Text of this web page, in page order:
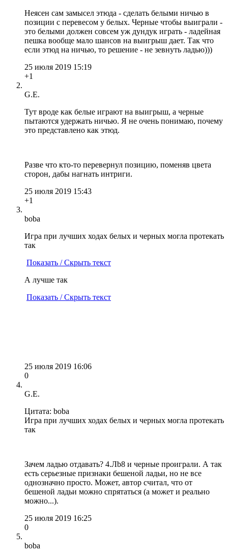
Неясен сам замысел этюда - сделать белыми ничью в
позиции с перевесом у белых. Черные чтобы выиграли -
это белыми должен совсем уж дундук играть - ладейная
пешка вообще мало шансов на выигрыш дает. Так что
если этюд на ничью, то решение - не зевнуть ладью)))
25 июля 2019 15:19
+1
G.E.
Тут вроде как белые играют на выигрыш, а черные
пытаются удержать ничью. Я не очень понимаю, почему
это представлено как этюд.
Разве что кто-то перевернул позицию, поменяв цвета
сторон, дабы нагнать интриги.
25 июля 2019 15:43
+1
boba
Игра при лучших ходах белых и черных могла протекать
так
Показать / Скрыть текст
А лучше так
Показать / Скрыть текст
25 июля 2019 16:06
0
G.E.
Цитата: boba
Игра при лучших ходах белых и черных могла протекать
так
Зачем ладью отдавать? 4.Лb8 и черные проиграли. А так
есть серьезные признаки бешеной ладьи, но не все
однозначно просто. Может, автор считал, что от
бешеной ладьи можно спрятаться (а может и реально
можно...).
25 июля 2019 16:25
0
boba